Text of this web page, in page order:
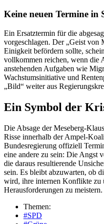
Keine neuen Termine in
Ein Ersatztermin für die
vorgeschlagen. Der „Geist von
Einigkeit befördern sollte,
vollkommen reichen, wenn die
anstehenden Aufgaben wie
Wachstumsinitiative und
„Bild“ weiter aus
Ein Symbol der
Die Absage der Meseberg-
Risse innerhalb der Ampel-
Bundesregierung offiziell
eine andere zu sein: Die Angst
die daraus resultierende
sein. Es bleibt abzuwarten, ob
wird, ihre internen Konflikte zu
Herausforderungen zu meistern.
Themen:
#SPD